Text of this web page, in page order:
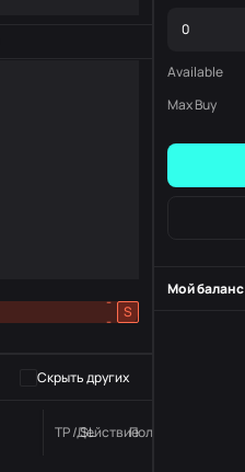
S
-
-
Скрыть других
TP / SL Положение дел
Действие
Available
Max Buy
Мой баланс